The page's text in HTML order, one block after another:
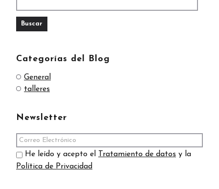
Categorías del Blog
General
talleres
Newsletter
He leído y acepto el Tratamiento de datos y la
Política de Privacidad